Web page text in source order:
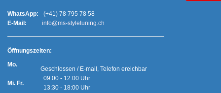
WhatsApp:
(+41) 78 795 78 58
E-Mail:
info@ms-styletuning.ch
Öffnungszeiten:
Mo.
Mi. Fr.
Geschlossen / E-mail, Telefon ereichbar
09:00 - 12:00 Uhr
13:30 - 18:00 Uhr